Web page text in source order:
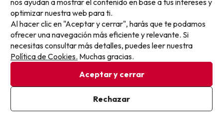
¿Cuántos días se recomiendan para ver los dos
parques Disneyland París?
Para disfrutar sin prisas de ambos parques y ver los
espectáculos nocturnos, recomendamos un mínimo de
¡Tu aventura empieza aquí!No dejes que la magia espere.
Entra ahora en nuestra web, busca nuestroschollos de
nos ayudan a mostrar el contenido en base a tus intereses y
optimizar nuestra web para ti.
Al hacer clic en "Aceptar y cerrar", harás que te podamos
ofrecer una navegación más eficiente y relevante. Si
necesitas consultar más detalles, puedes leer nuestra
Política de Cookies. Muchas gracias.
Aceptar y cerrar
Rechazar